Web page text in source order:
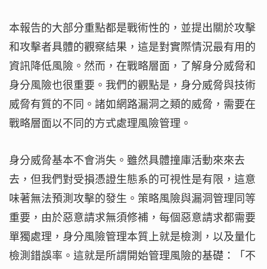
本報告的大部分重點都是戰術性的，並提出關於攻擊
和攻擊者具體的觀察結果，這是對實際情況最有用的
資訊降低風險。然而，在戰略層面，了解身分威脅和
身分風險也很重要。我們的觀點是，身分威脅與技術
威脅有質的不同。諸如網路漏洞之類的威脅，需要在
戰略層面以不同的方式處理風險管理。
身分威脅基本不會消失。雖然具體撞庫活動來來去
去，但我們對受損憑證生態系的可視性是有限，這意
味著無法預測攻擊的發生。策略風險與漏洞管理同等
重要，由於惡意請求無須修補，每個惡意請求都需要
單獨處理，身分風險管理本質上就是檢測，以及量化
檢測錯誤率。這就是所謂開始管理風險的基礎：「不